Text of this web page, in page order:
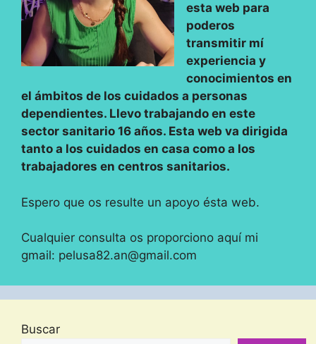
esta web para
poderos
transmitir mí
experiencia y
conocimientos en
el ámbitos de los cuidados a personas
dependientes. Llevo trabajando en este
sector sanitario 16 años. Esta web va dirigida
tanto a los cuidados en casa como a los
trabajadores en centros sanitarios.
Espero que os resulte un apoyo ésta web.
Cualquier consulta os proporciono aquí mi
gmail: pelusa82.an@gmail.com
Buscar